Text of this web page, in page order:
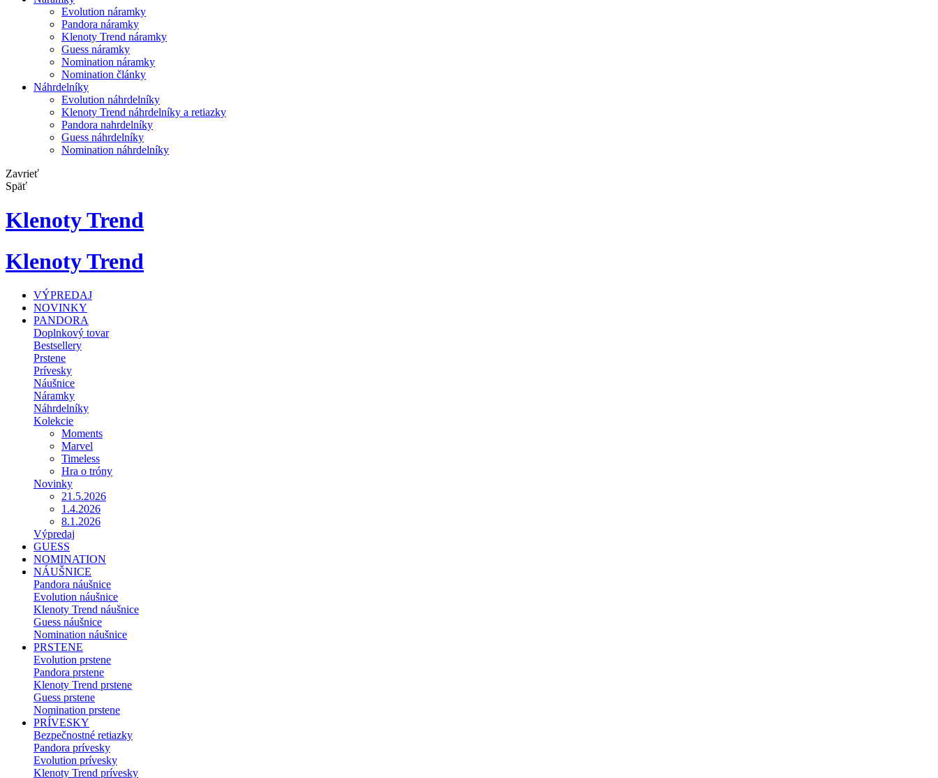
Evolution náramky
Pandora náramky
Klenoty Trend náramky
Guess náramky
Nomination náramky
Nomination články
Náhrdelníky
Evolution náhrdelníky
Klenoty Trend náhrdelníky a retiazky
Pandora nahrdelníky
Guess náhrdelníky
Nomination náhrdelníky
Zavrieť
Späť
Klenoty Trend
Klenoty Trend
VÝPREDAJ
NOVINKY
PANDORA
Doplnkový tovar
Bestsellery
Prstene
Prívesky
Náušnice
Náramky
Náhrdelníky
Kolekcie
Moments
Marvel
Timeless
Hra o tróny
Novinky
21.5.2026
1.4.2026
8.1.2026
Výpredaj
GUESS
NOMINATION
NÁUŠNICE
Pandora náušnice
Evolution náušnice
Klenoty Trend náušnice
Guess náušnice
Nomination náušnice
PRSTENE
Evolution prstene
Pandora prstene
Klenoty Trend prstene
Guess prstene
Nomination prstene
PRÍVESKY
Bezpečnostné retiazky
Pandora prívesky
Evolution prívesky
Klenoty Trend prívesky